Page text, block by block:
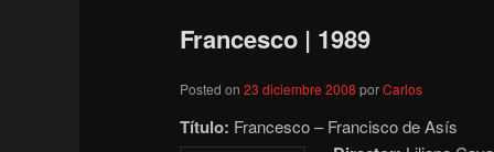
Francesco | 1989
Posted on23 diciembre 2008 porCarlos
Título: Francesco – Francisco de Asís